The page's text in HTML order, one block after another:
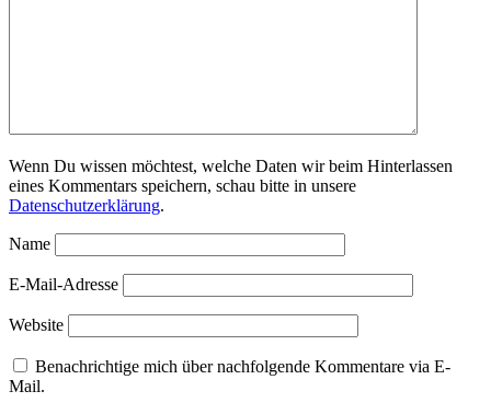
Wenn Du wissen möchtest, welche Daten wir beim Hinterlassen
eines Kommentars speichern, schau bitte in unsere
Datenschutzerklärung.
Name
E-Mail-Adresse
Website
Benachrichtige mich über nachfolgende Kommentare via E-
Mail.